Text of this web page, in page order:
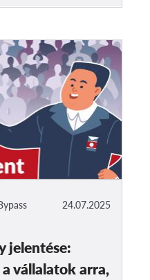
24.07.2025
jelentése:
vállalatok arra,